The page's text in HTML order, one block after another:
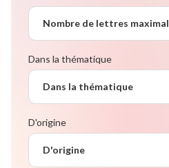
Nombre de lettres maximal
Dans la thématique
Dans la thématique
D'origine
D'origine